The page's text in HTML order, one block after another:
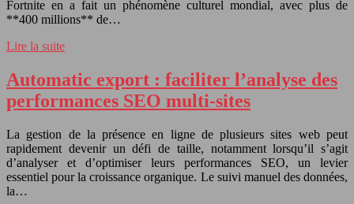
Fortnite en a fait un phénomène culturel mondial, avec plus de
**400 millions** de…
Lire la suite
Automatic export : faciliter l’analyse des
performances SEO multi-sites
La gestion de la présence en ligne de plusieurs sites web peut
rapidement devenir un défi de taille, notamment lorsqu’il s’agit
d’analyser et d’optimiser leurs performances SEO, un levier
essentiel pour la croissance organique. Le suivi manuel des données,
la…